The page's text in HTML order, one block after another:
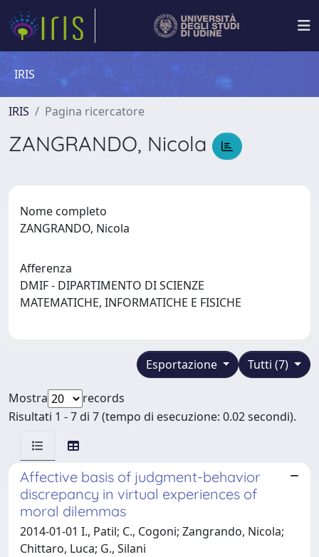
IRIS
IRIS Pagina ricercatore
ZANGRANDO, Nicola
Nome completo
ZANGRANDO, Nicola
Afferenza
DMIF - DIPARTIMENTO DI SCIENZE
MATEMATICHE, INFORMATICHE E FISICHE
Tutti (7)
Esportazione
Mostra
records
Risultati 1 - 7 di 7 (tempo di esecuzione: 0.02 secondi).
Affective basis of judgment-behavior
discrepancy in virtual experiences of
moral dilemmas
2014-01-01 I., Patil; C., Cogoni; Zangrando, Nicola;
Chittaro, Luca; G., Silani